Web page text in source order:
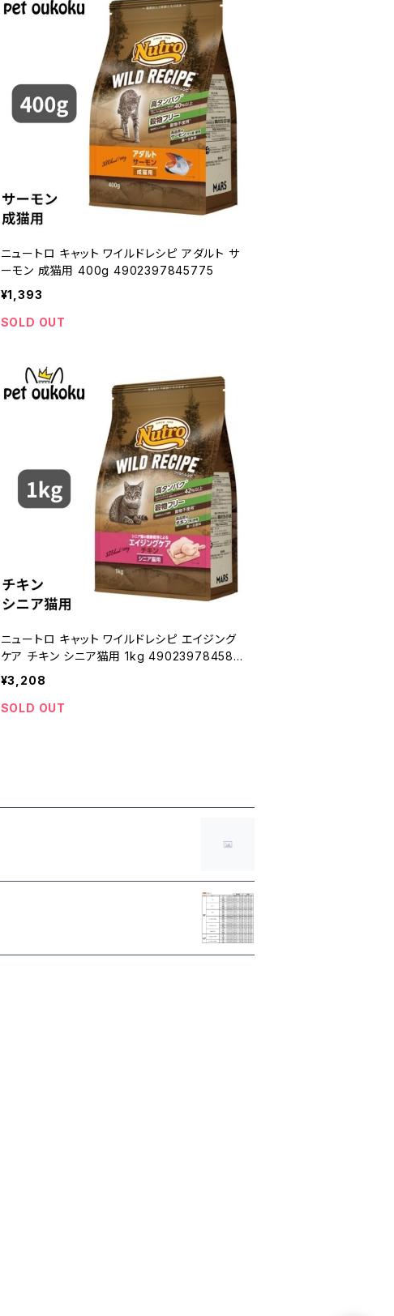
ニュートロ キャット ワイルドレシピ アダルト サ
ーモン 成猫用 400g 4902397845775
¥1,393
SOLD OUT
ニュートロ キャット ワイルドレシピ エイジング
ケア チキン シニア猫用 1kg 490239784585
0
¥3,208
SOLD OUT